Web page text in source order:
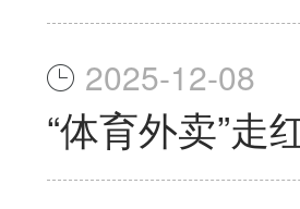
2025-12-08
“体育外卖”走